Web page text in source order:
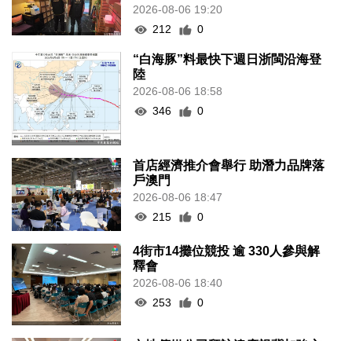
2026-08-06 19:20
212
0
“白海豚”料最快下週日浙閩沿海登
陸
2026-08-06 18:58
346
0
首店經濟推介會舉行 助潛力品牌落
戶澳門
2026-08-06 18:47
215
0
4街市14攤位競投 逾 330人參與解
釋會
2026-08-06 18:40
253
0